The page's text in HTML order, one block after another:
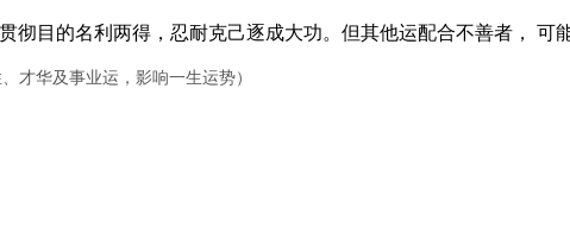
目的名利两得，忍耐克己逐成大功。但其他运配合不善者， 可能
才华及事业运，影响一生运势）